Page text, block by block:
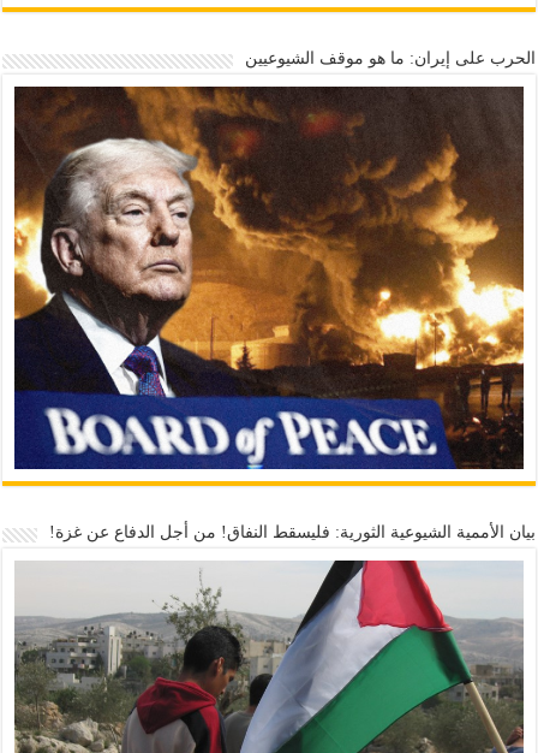
الحرب على إيران: ما هو موقف الشيوعيين
بيان الأممية الشيوعية الثورية: فليسقط النفاق! من أجل الدفاع عن غزة!